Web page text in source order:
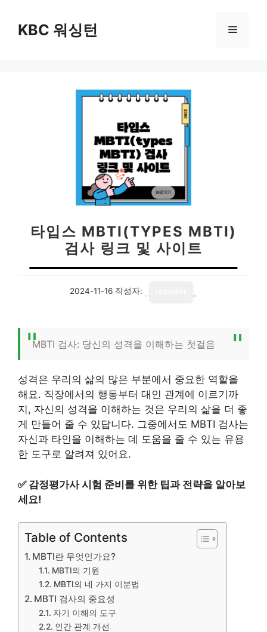
KBC 워싱턴 메
타입스 MBTI(TYPES MBTI)
검사 링크 및 사이트
2024-11-16 작성자:
MBTI 검사: 당신의 성격을 이해하는 첫걸음
성격은 우리의 삶의 많은 부분에서 중요한 역할을
해요. 직장에서의 행동부터 대인 관계에 이르기까
지, 자신의 성격을 이해하는 것은 우리의 삶을 더 좋
게 만들어 줄 수 있답니다. 그중에서도 MBTI 검사는
자신과 타인을 이해하는 데 도움을 줄 수 있는 유용
한 도구로 알려져 있어요.
✅ 감정평가사 시험 준비를 위한 팁과 전략을 알아보
세요!
Table of Contents
MBTI란 무엇인가요?
MBTI의 기원
MBTI의 네 가지 이분법
MBTI 검사의 중요성
자기 이해의 도구
인간 관계 개선